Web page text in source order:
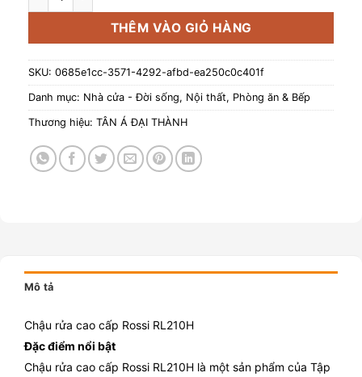
THÊM VÀO GIỎ HÀNG
SKU: 0685e1cc-3571-4292-afbd-ea250c0c401f
Danh mục: Nhà cửa - Đời sống, Nội thất, Phòng ăn & Bếp
Thương hiệu: TÂN Á ĐẠI THÀNH
Mô tả
Chậu rửa cao cấp Rossi RL210H
Đặc điểm nổi bật
Chậu rửa cao cấp Rossi RL210H là một sản phẩm của Tập